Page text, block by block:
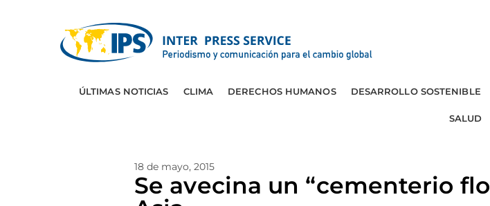
ÚLTIMAS NOTICIAS CLIMA DERECHOS HUMANOS DESARROLLO SOSTENIBLE
SALUD
18 de mayo, 2015
Se avecina un “cementerio